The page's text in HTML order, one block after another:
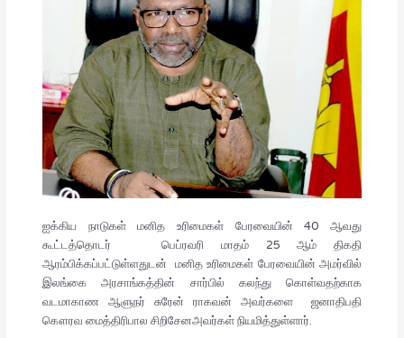
ஐக்கிய நாடுகள் மனித உரிமைகள் பேரவையின்40ஆவது
கூட்டத்தொடர்
பெப்ரவரி மாதம் 25ஆம் திகதி
ஆரம்பிக்கப்பட்டுள்ளதுடன்
மனித உரிமைகள் பேரவையின் அமர்வில்
இலங்கை அரசாங்கத்தின் சார்பில் கலந்து கொள்வதற்காக
வடமாகாண ஆளுநர் சுரேன் ராகவன் அவர்களை
ஜனாதிபதி
கௌரவ மைத்திரிபால சிறிசேனஅவர்கள்நியமித்துள்ளார்.